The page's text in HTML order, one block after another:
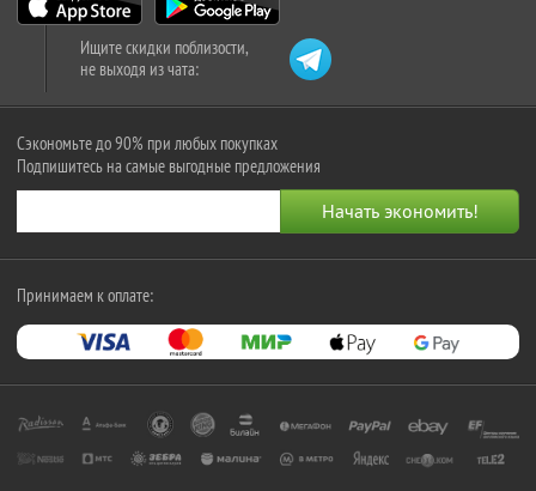
Ищите скидки поблизости,
не выходя из чата:
Сэкономьте до 90% при любых покупках
Подпишитесь на самые выгодные предложения
Принимаем к оплате: